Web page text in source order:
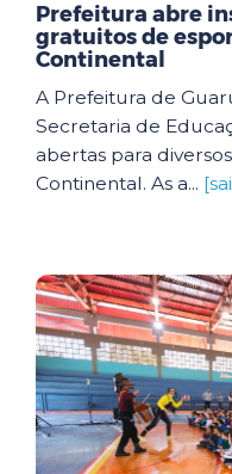
Prefeitura abre
gratuitos de
Continental
A Prefeitura de
Secretaria de
abertas para
Continental. As a...